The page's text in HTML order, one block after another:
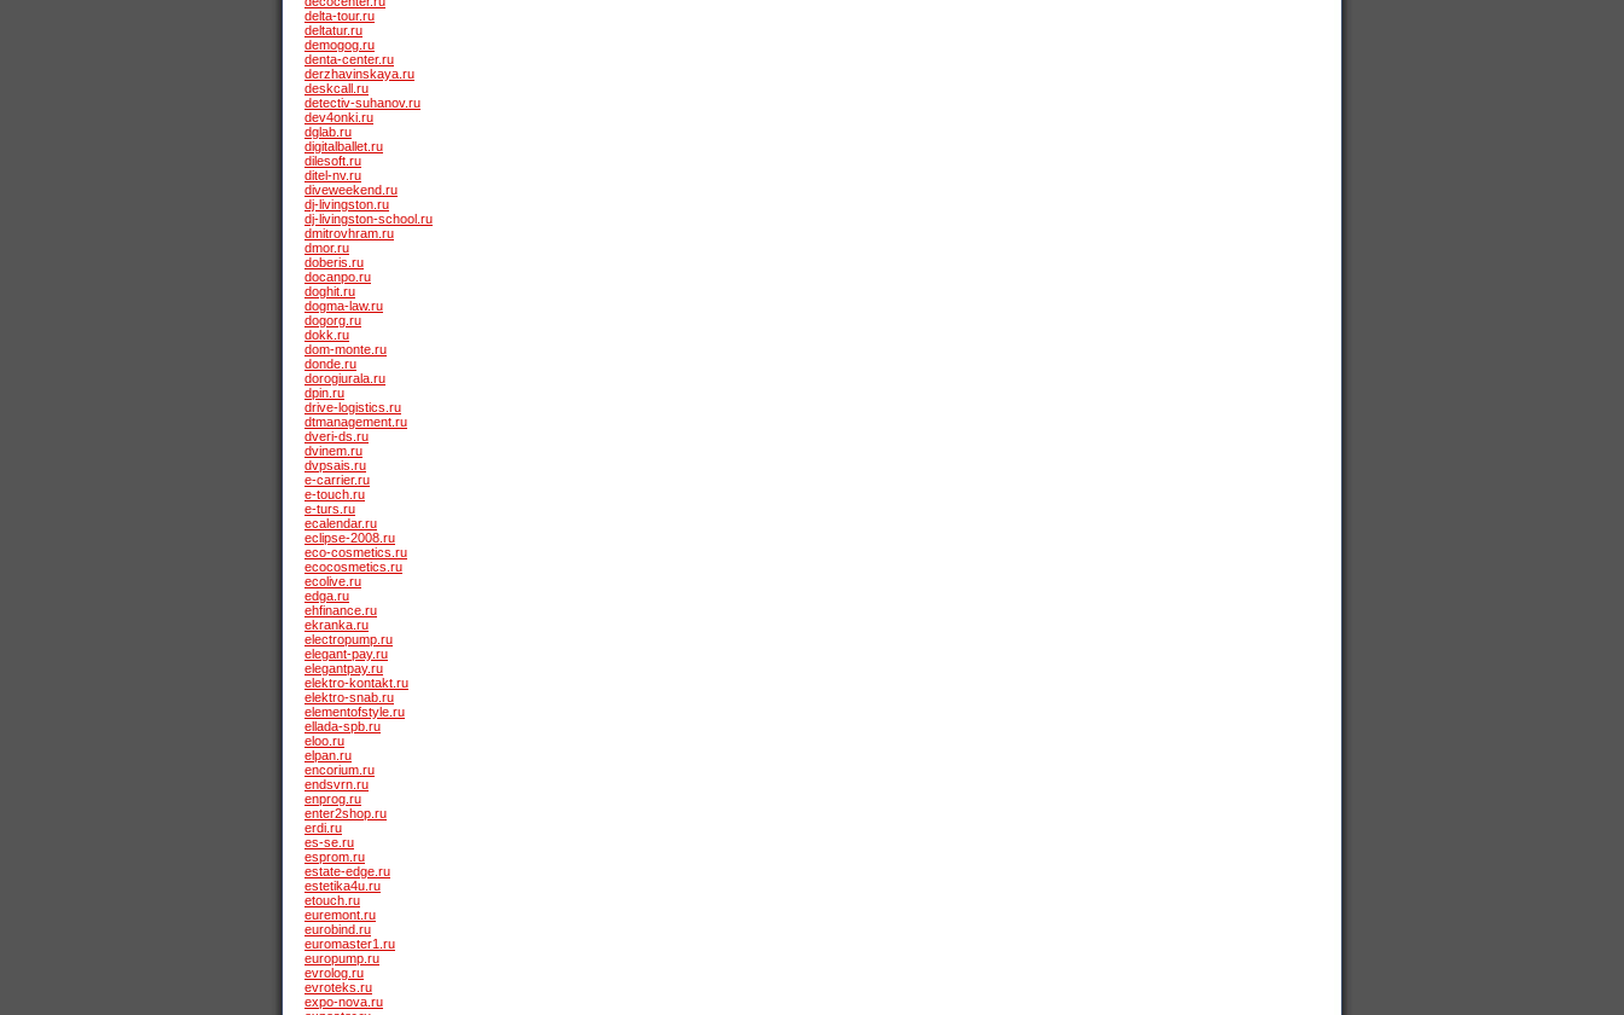
delta-tour.ru
deltatur.ru
demogog.ru
denta-center.ru
derzhavinskaya.ru
deskcall.ru
detectiv-suhanov.ru
dev4onki.ru
dglab.ru
digitalballet.ru
dilesoft.ru
ditel-nv.ru
diveweekend.ru
dj-livingston.ru
dj-livingston-school.ru
dmitrovhram.ru
dmor.ru
doberis.ru
docanpo.ru
doghit.ru
dogma-law.ru
dogorg.ru
dokk.ru
dom-monte.ru
donde.ru
dorogiurala.ru
dpin.ru
drive-logistics.ru
dtmanagement.ru
dveri-ds.ru
dvinem.ru
dvpsais.ru
e-carrier.ru
e-touch.ru
e-turs.ru
ecalendar.ru
eclipse-2008.ru
eco-cosmetics.ru
ecocosmetics.ru
ecolive.ru
edga.ru
ehfinance.ru
ekranka.ru
electropump.ru
elegant-pay.ru
elegantpay.ru
elektro-kontakt.ru
elektro-snab.ru
elementofstyle.ru
ellada-spb.ru
eloo.ru
elpan.ru
encorium.ru
endsvrn.ru
enprog.ru
enter2shop.ru
erdi.ru
es-se.ru
esprom.ru
estate-edge.ru
estetika4u.ru
etouch.ru
euremont.ru
eurobind.ru
euromaster1.ru
europump.ru
evrolog.ru
evroteks.ru
expo-nova.ru